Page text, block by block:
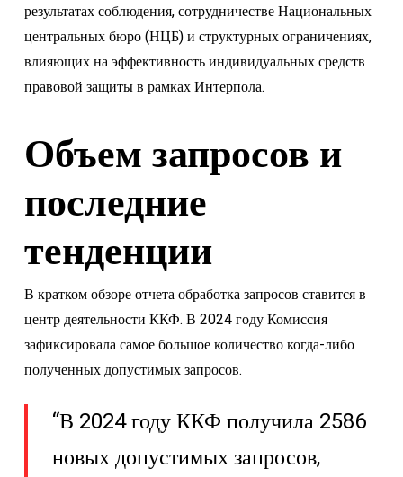
результатах соблюдения, сотрудничестве Национальных
центральных бюро (НЦБ) и структурных ограничениях,
влияющих на эффективность индивидуальных средств
правовой защиты в рамках Интерпола.
Объем запросов и
последние
тенденции
В кратком обзоре отчета обработка запросов ставится в
центр деятельности ККФ. В 2024 году Комиссия
зафиксировала самое большое количество когда-либо
полученных допустимых запросов.
“В 2024 году ККФ получила 2586
новых допустимых запросов,